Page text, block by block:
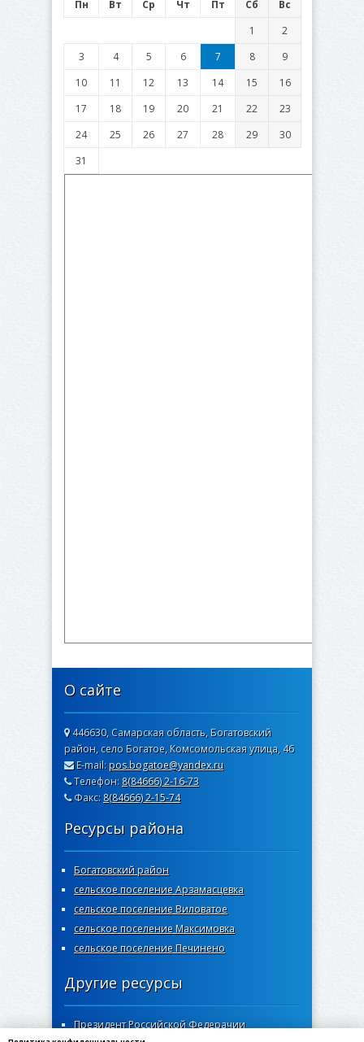
Пн
Вт Ср Чт Пт Сб
Вс
1
2
3
4 5 6 7 8
9
10
11 12 13 14 15
16
17
18 19 20 21 22
23
24
25 26 27 28 29
30
31
О сайте
446630, Самарская область, Богатовский
район, село Богатое, Комсомольская улица, 46
E-mail: pos.bogatoe@yandex.ru
Телефон: 8(84666) 2-16-73
Факс: 8(84666) 2-15-74
Ресурсы района
Богатовский район
сельское поселение Арзамасцевка
сельское поселение Виловатое
сельское поселение Максимовка
сельское поселение Печинено
Другие ресурсы
Президент Российской Федерачии